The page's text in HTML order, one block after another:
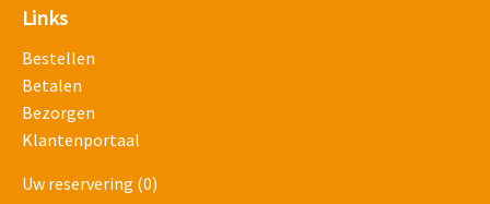
Links
Bestellen
Betalen
Bezorgen
Klantenportaal
Uw reservering (0)